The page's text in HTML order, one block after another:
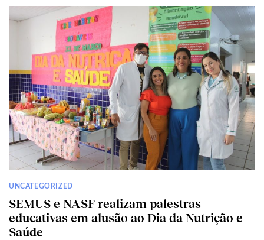
UNCATEGORIZED
SEMUS e NASF realizam palestras
educativas em alusão ao Dia da Nutrição e
Saúde